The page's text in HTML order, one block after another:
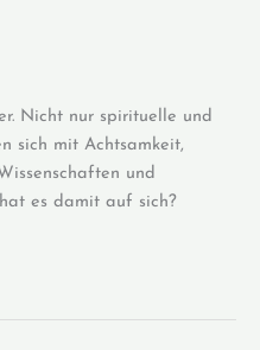
Nicht nur spirituelle und
sich mit Achtsamkeit,
und
es damit auf sich?